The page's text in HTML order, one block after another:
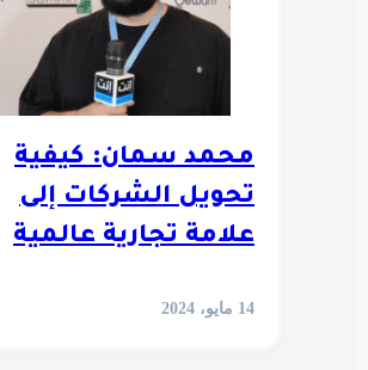
محمد سمان: كيفية
تحويل الشركات إلى
علامة تجارية عالمية
14 مايو، 2024